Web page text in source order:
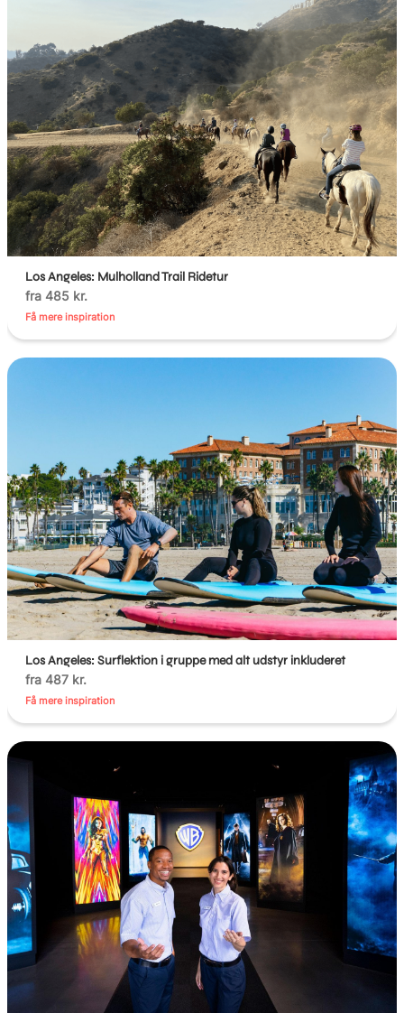
Los Angeles: Mulholland Trail Ridetur
fra 485 kr.
Få mere inspiration
Los Angeles: Surflektion i gruppe med alt udstyr inkluderet
fra 487 kr.
Få mere inspiration